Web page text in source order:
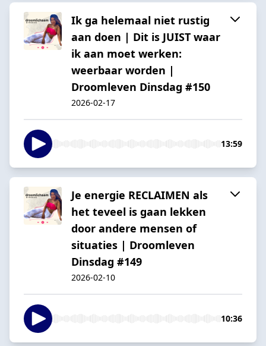
Ik ga helemaal niet rustig
aan doen | Dit is JUIST waar
ik aan moet werken:
weerbaar worden |
Droomleven Dinsdag #150
2026-02-17
13:59
Je energie RECLAIMEN als
het teveel is gaan lekken
door andere mensen of
situaties | Droomleven
Dinsdag #149
2026-02-10
10:36